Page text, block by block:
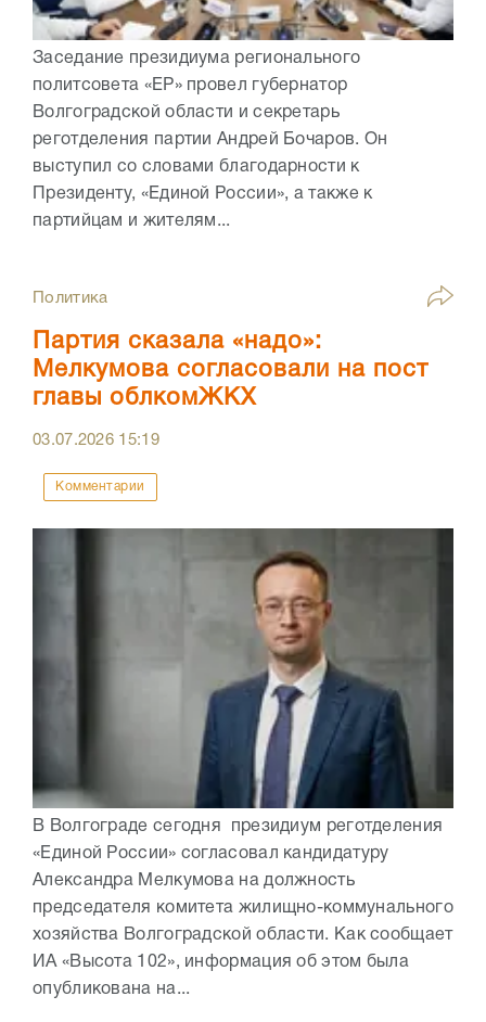
Заседание президиума регионального
политсовета «ЕР» провел губернатор
Волгоградской области и секретарь
реготделения партии Андрей Бочаров. Он
выступил со словами благодарности к
Президенту, «Единой России», а также к
партийцам и жителям...
Политика
Партия сказала «надо»:
Мелкумова согласовали на пост
главы облкомЖКХ
03.07.2026 15:19
Комментарии
В Волгограде сегодня президиум реготделения
«Единой России» согласовал кандидатуру
Александра Мелкумова на должность
председателя комитета жилищно-коммунального
хозяйства Волгоградской области. Как сообщает
ИА «Высота 102», информация об этом была
опубликована на...